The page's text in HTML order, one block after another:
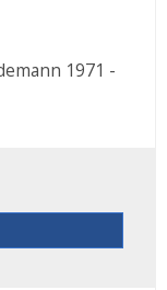
1971 -